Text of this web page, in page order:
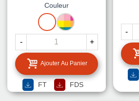
Couleur
BLANCMISE
A
TEINTE
- +
Ajouter Au Panier
FT FDS
-